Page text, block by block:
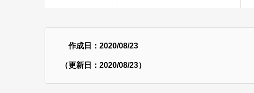
作成日：2020/08/23
（更新日：2020/08/23）